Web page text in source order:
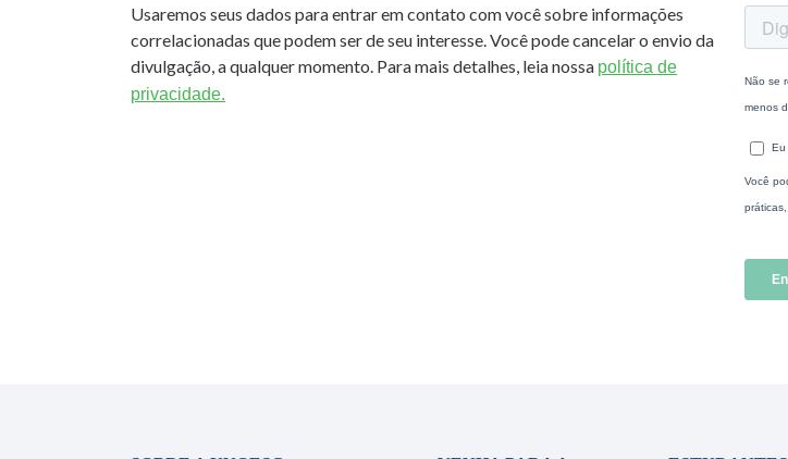
Usaremos seus dados para entrar em contato com você sobre informações
correlacionadas que podem ser de seu interesse. Você pode cancelar o envio da
divulgação, a qualquer momento. Para mais detalhes, leia nossa política de
privacidade.